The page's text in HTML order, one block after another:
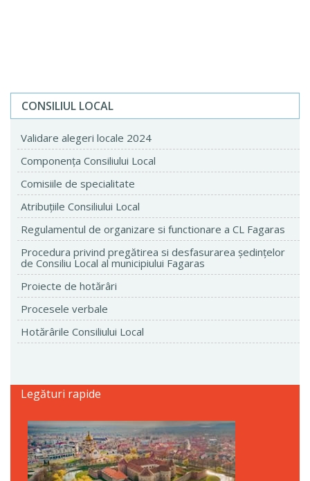
CONSILIUL LOCAL
Validare alegeri locale 2024
Componenţa Consiliului Local
Comisiile de specialitate
Atribuţiile Consiliului Local
Regulamentul de organizare si functionare a CL Fagaras
Procedura privind pregătirea si desfasurarea ședințelor
de Consiliu Local al municipiului Fagaras
Proiecte de hotărâri
Procesele verbale
Hotărârile Consiliului Local
Legături rapide